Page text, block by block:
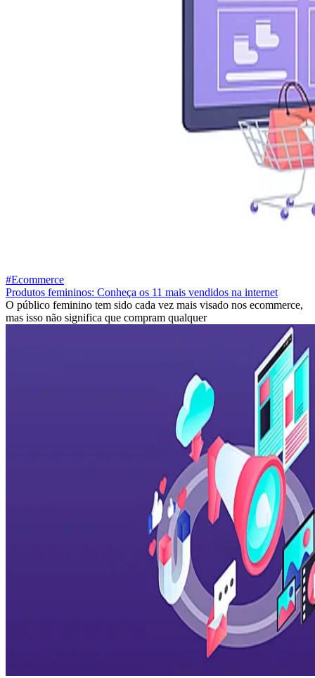
#Ecommerce
Produtos femininos: Conheça os 11 mais vendidos na internet
O público feminino tem sido cada vez mais visado nos ecommerce,
mas isso não significa que compram qualquer